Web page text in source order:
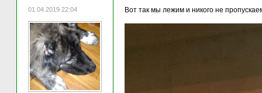
01.04.2019 22:04 Вот так мы лежим и никого не